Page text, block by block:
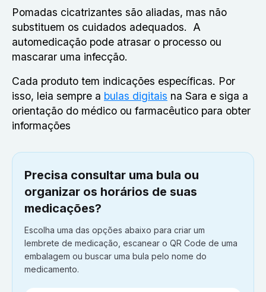
Pomadas cicatrizantes são aliadas, mas não
substituem os cuidados adequados. A
automedicação pode atrasar o processo ou
mascarar uma infecção.
Cada produto tem indicações específicas. Por
isso, leia sempre a bulas digitais na Sara e siga a
orientação do médico ou farmacêutico para obter
informações
Precisa consultar uma bula ou
organizar os horários de suas
medicações?
Escolha uma das opções abaixo para criar um
lembrete de medicação, escanear o QR Code de uma
embalagem ou buscar uma bula pelo nome do
medicamento.